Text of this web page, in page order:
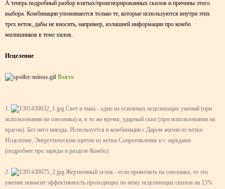
А теперь подробный разбор взятых/проигнорированных скилов и причины этого
выбора. Комбинации упоминаются только те, которые используются внутри этих
трех веток, дабы не вносить, например, излишней информации про комбо
милишников в теме хилов.
Исцеление
Взято
1.
Свет и тьма - одно из основных исцеляющих умений (при
использовании на союзника) и, в то же время, ударный скил (при использовании на
врагов). Без него никуда. Используется в комбинации с Даром жизни из ветки
Исцеление, Энергетическим щитом из ветки Сопротивление и с зарядами
(подробнее про заряды в разделе Комбо).
2.
Жертвенный огонь - если применять на союзника, то это
умение повысит эффективность проходящих по нему исцеляющих скилов на 15%